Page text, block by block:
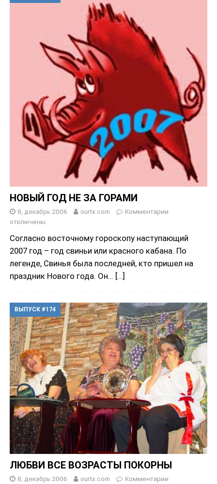
НОВЫЙ ГОД НЕ ЗА ГОРАМИ
8, декабрь 2006 ourtx.com
Комментарии
отключены
Cогласно восточному гороскопу наступающий
2007 год – год свиньи или красного кабана. По
легенде, Свинья была последней, кто пришел на
праздник Нового года. Он… […]
ВЫПУСК #174
ЛЮБВИ ВСЕ ВОЗРАСТЫ ПОКОРНЫ
8, декабрь 2006 ourtx.com Комментарии